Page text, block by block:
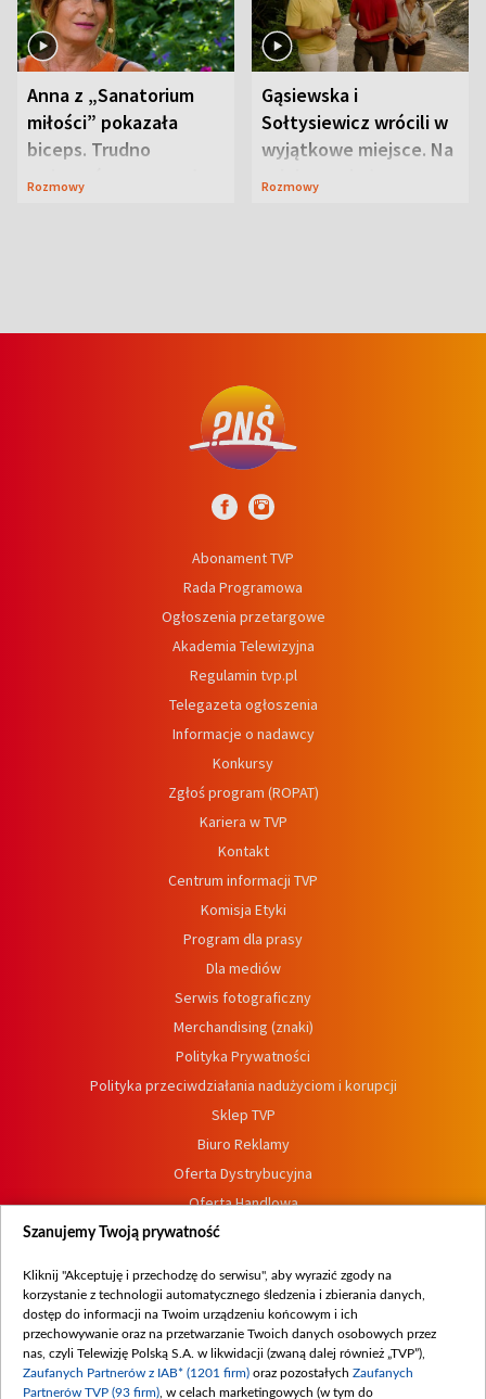
Anna z „Sanatorium
miłości” pokazała
biceps. Trudno
uwierzyć, co przeszła
Rozmowy
Gąsiewska i
Sołtysiewicz wrócili w
wyjątkowe miejsce. Na
szlaku czekał
Rozmowy
Abonament TVP
Rada Programowa
Ogłoszenia przetargowe
Akademia Telewizyjna
Regulamin tvp.pl
Telegazeta ogłoszenia
Informacje o nadawcy
Konkursy
Zgłoś program (ROPAT)
Kariera w TVP
Kontakt
Centrum informacji TVP
Komisja Etyki
Program dla prasy
Dla mediów
Serwis fotograficzny
Merchandising (znaki)
Polityka Prywatności
Polityka przeciwdziałania nadużyciom i korupcji
Sklep TVP
Biuro Reklamy
Oferta Dystrybucyjna
Oferta Handlowa
Dostępność
Procedura zgłoszeń wewnętrznych
Szanujemy Twoją prywatność
Kliknij "Akceptuję i przechodzę do serwisu", aby wyrazić zgody na
korzystanie z technologii automatycznego śledzenia i zbierania danych,
dostęp do informacji na Twoim urządzeniu końcowym i ich
przechowywanie oraz na przetwarzanie Twoich danych osobowych przez
nas, czyli Telewizję Polską S.A. w likwidacji (zwaną dalej również „TVP”),
Zaufanych Partnerów z IAB* (1201 firm) oraz pozostałych Zaufanych
Partnerów TVP (93 firm) , w celach marketingowych (w tym do